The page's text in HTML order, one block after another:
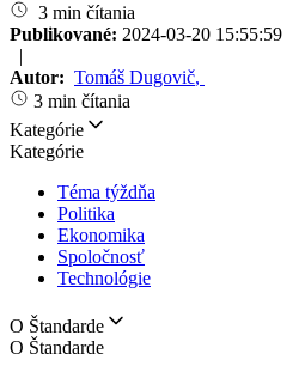
3 min čítania
Publikované: 2024-03-20 15:55:59
|
Autor: Tomáš Dugovič,
3 min čítania
Kategórie
Kategórie
Téma týždňa
Politika
Ekonomika
Spoločnosť
Technológie
O Štandarde
O Štandarde